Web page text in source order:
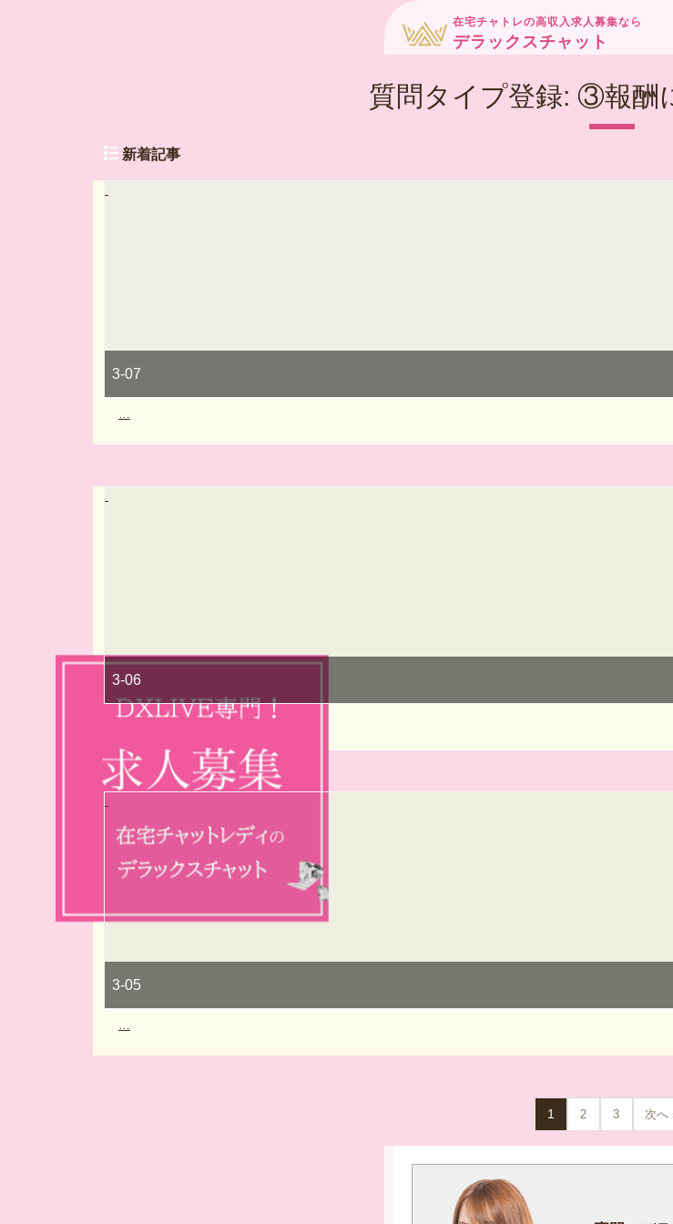
在宅チャトレの高収入求人募集なら
デラックスチャット
質問タイプ登録: ③報酬
新着記事
3-07
…
3-06
…
3-05
…
1 2 3 次へ